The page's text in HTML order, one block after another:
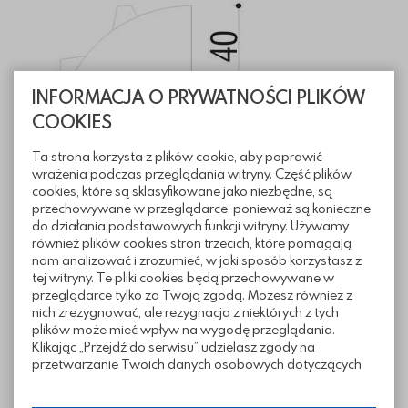
INFORMACJA O PRYWATNOŚCI PLIKÓW
COOKIES
Ta strona korzysta z plików cookie, aby poprawić
wrażenia podczas przeglądania witryny. Część plików
cookies, które są sklasyfikowane jako niezbędne, są
przechowywane w przeglądarce, ponieważ są konieczne
do działania podstawowych funkcji witryny. Używamy
również plików cookies stron trzecich, które pomagają
nam analizować i zrozumieć, w jaki sposób korzystasz z
tej witryny. Te pliki cookies będą przechowywane w
przeglądarce tylko za Twoją zgodą. Możesz również z
nich zrezygnować, ale rezygnacja z niektórych z tych
plików może mieć wpływ na wygodę przeglądania.
Klikając „Przejdź do serwisu” udzielasz zgody na
przetwarzanie Twoich danych osobowych dotyczących
Informacje techniczne
Sposoby ułożenia
Pliki do pobrania